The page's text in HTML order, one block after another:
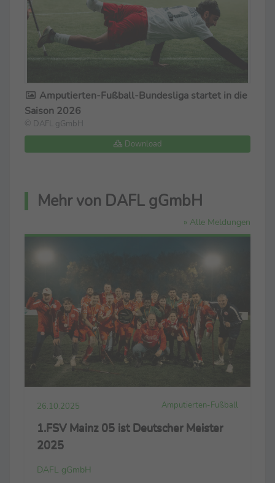
Amputierten-Fußball-Bundesliga startet in die
Saison 2026
© DAFL gGmbH
Download
Mehr von DAFL gGmbH
» Alle Meldungen
26.10.2025 Amputierten-Fußball
1.FSV Mainz 05 ist Deutscher Meister
2025
DAFL gGmbH